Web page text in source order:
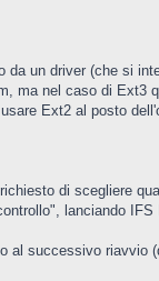
da un driver (che si
ma nel caso di Ext3
Ext2 al posto
di scegliere
lanciando IFS
al successivo